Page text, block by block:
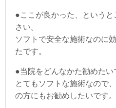
●ここが良かった、という
さい。
ソフトで安全な施術なのに
たです。
●当 院をどんなかた勧めたい
とてもソフトな施術なので
の方にもお勧めしたいです。